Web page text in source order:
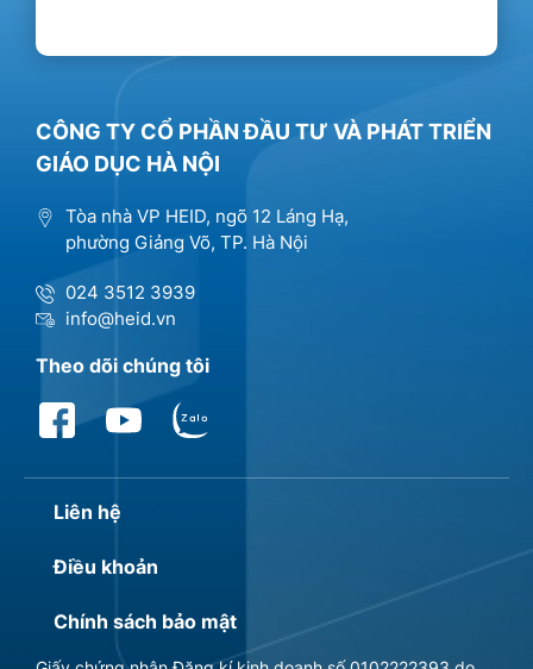
CÔNG TY CỔ PHẦN ĐẦU TƯ VÀ PHÁT TRIỂN
GIÁO DỤC HÀ NỘI
Tòa nhà VP HEID, ngõ 12 Láng Hạ,
phường Giảng Võ, TP. Hà Nội
024 3512 3939
info@heid.vn
Theo dõi chúng tôi
Liên hệ
Điều khoản
Chính sách bảo mật